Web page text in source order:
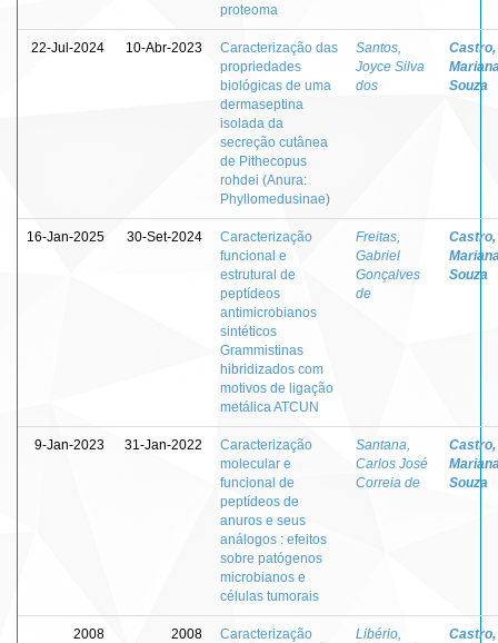
proteoma
22-Jul-2024 10-Abr-2023
Caracterização das
propriedades
biológicas de uma
dermaseptina
isolada da
secreção cutânea
de Pithecopus
rohdei (Anura:
Phyllomedusinae)
Santos,
Joyce Silva
dos
Castro,
Souza
16-Jan-2025 30-Set-2024
Caracterização
funcional e
estrutural de
peptídeos
antimicrobianos
sintéticos
Grammistinas
hibridizados com
motivos de ligação
metálica ATCUN
Freitas,
Gabriel
Gonçalves
de
Castro,
Souza
9-Jan-2023 31-Jan-2022
Caracterização
molecular e
funcional de
peptídeos de
anuros e seus
análogos : efeitos
sobre patógenos
microbianos e
células tumorais
Santana,
Carlos José
Correia de
Castro,
Souza
2008 2008
Caracterização
Libério,
Castro,